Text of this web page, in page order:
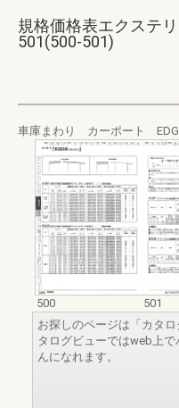
規格価格表エクステ
501(500-501)
車庫まわり カーポート
500
501
お探しのページは「カタ
タログビューではweb上
んになれます。